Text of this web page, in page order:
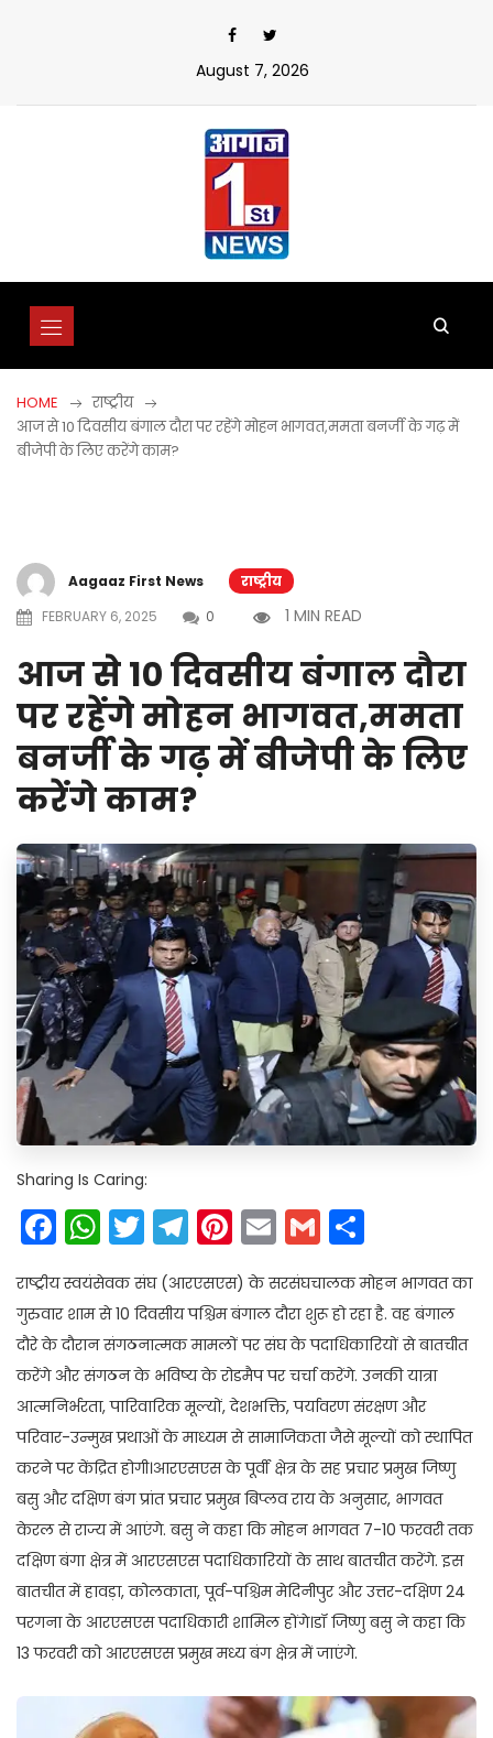
August 7, 2026
HOME
राष्ट्रीय
आज से 10 दिवसीय बंगाल दौरा पर रहेंगे मोहन भागवत,ममता बनर्जी के गढ़ में
बीजेपी के लिए करेंगे काम?
Aagaaz First News
राष्ट्रीय
FEBRUARY 6, 2025
0 1 MIN READ
आज से 10 दिवसीय बंगाल दौरा
पर रहेंगे मोहन भागवत,ममता
बनर्जी के गढ़ में बीजेपी के लिए
करेंगे काम?
Sharing Is Caring:
Facebook
WhatsApp
Twitter
Telegram
Pinterest
EmailGmail
राष्ट्रीय स्वयंसेवक संघ (आरएसएस) के सरसंघचालक मोहन भागवत का
गुरुवार शाम से 10 दिवसीय पश्चिम बंगाल दौरा शुरू हो रहा है. वह बंगाल
दौरे के दौरान संगठनात्मक मामलों पर संघ के पदाधिकारियों से बातचीत
करेंगे और संगठन के भविष्य के रोडमैप पर चर्चा करेंगे. उनकी यात्रा
आत्मनिर्भरता, पारिवारिक मूल्यों, देशभक्ति, पर्यावरण संरक्षण और
परिवार-उन्मुख प्रथाओं के माध्यम से सामाजिकता जैसे मूल्यों को स्थापित
करने पर केंद्रित होगी।आरएसएस के पूर्वी क्षेत्र के सह प्रचार प्रमुख जिष्णु
बसु और दक्षिण बंग प्रांत प्रचार प्रमुख बिप्लव राय के अनुसार, भागवत
केरल से राज्य में आएंगे. बसु ने कहा कि मोहन भागवत 7-10 फरवरी तक
दक्षिण बंगा क्षेत्र में आरएसएस पदाधिकारियों के साथ बातचीत करेंगे. इस
बातचीत में हावड़ा, कोलकाता, पूर्व-पश्चिम मेदिनीपुर और उत्तर-दक्षिण 24
परगना के आरएसएस पदाधिकारी शामिल होंगे।डॉ जिष्णु बसु ने कहा कि
13 फरवरी को आरएसएस प्रमुख मध्य बंग क्षेत्र में जाएंगे.